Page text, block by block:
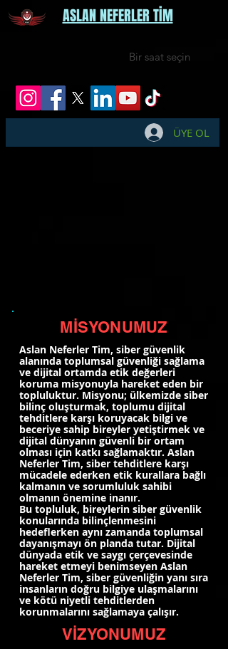
ASLAN NEFERLER TİM
Bir saat seçin
ÜYE OL
MİSYONUMUZ
Aslan Neferler Tim, siber güvenlik
alanında toplumsal güvenliği sağlama
ve dijital ortamda etik değerleri
koruma misyonuyla hareket eden bir
topluluktur. Misyonu; ülkemizde siber
bilinç oluşturmak, toplumu dijital
tehditlere karşı koruyacak bilgi ve
beceriye sahip bireyler yetiştirmek ve
dijital dünyanın güvenli bir ortam
olması için katkı sağlamaktır. Aslan
Neferler Tim, siber tehditlere karşı
mücadele ederken etik kurallara bağlı
kalmanın ve sorumluluk sahibi
olmanın önemine inanır.
Bu topluluk, bireylerin siber güvenlik
konularında bilinçlenmesini
hedeflerken aynı zamanda toplumsal
dayanışmayı ön planda tutar. Dijital
dünyada etik ve saygı çerçevesinde
hareket etmeyi benimseyen Aslan
Neferler Tim, siber güvenliğin yanı sıra
insanların doğru bilgiye ulaşmalarını
ve kötü niyetli tehditlerden
korunmalarını sağlamaya çalışır.
VİZYONUMUZ